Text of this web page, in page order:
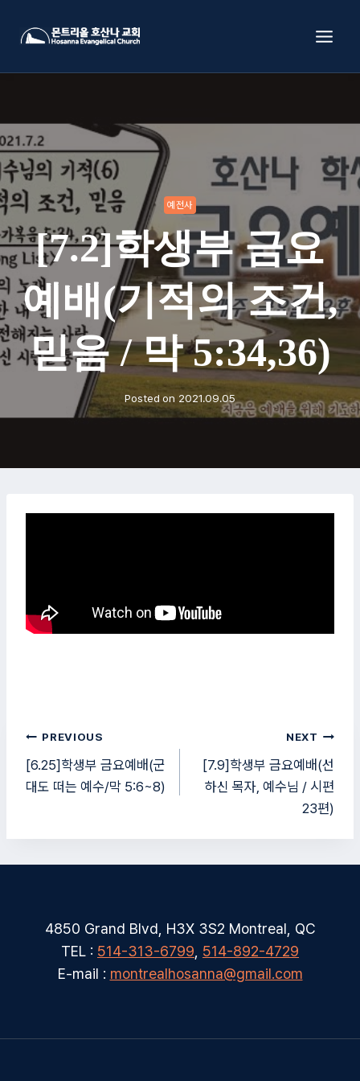
예전사
[7.2]학생부 금요
예배(기적의 조건,
믿음 / 막 5:34,36)
Posted on 2021.09.05
글
탐
색
PREVIOUS
[6.25]학생부 금요예배(군
대도 떠는 예수/막 5:6~8)
NEXT
[7.9]학생부 금요예배(선
하신 목자, 예수님 / 시편
23편)
4850 Grand Blvd, H3X 3S2 Montreal, QC
TEL : 514-313-6799 514-892-4729
E-mail : montrealhosanna@gmail.com